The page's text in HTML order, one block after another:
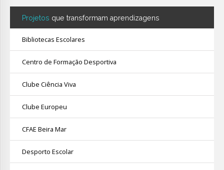
Projetos que transformam aprendizagens
Bibliotecas Escolares
Centro de Formação Desportiva
Clube Ciência Viva
Clube Europeu
CFAE Beira Mar
Desporto Escolar